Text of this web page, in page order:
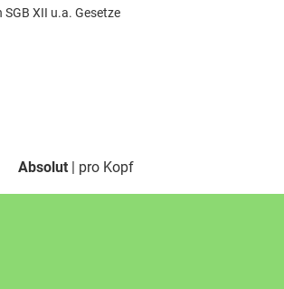
XII u.a. Gesetze
Absolut pro Kopf